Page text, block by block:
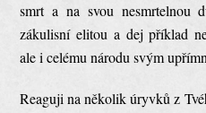
smrt a na svou nesmrtelnou
zákulisní elitou a dej příklad
ale i celému národu svým
Reaguji na několik úryvků z